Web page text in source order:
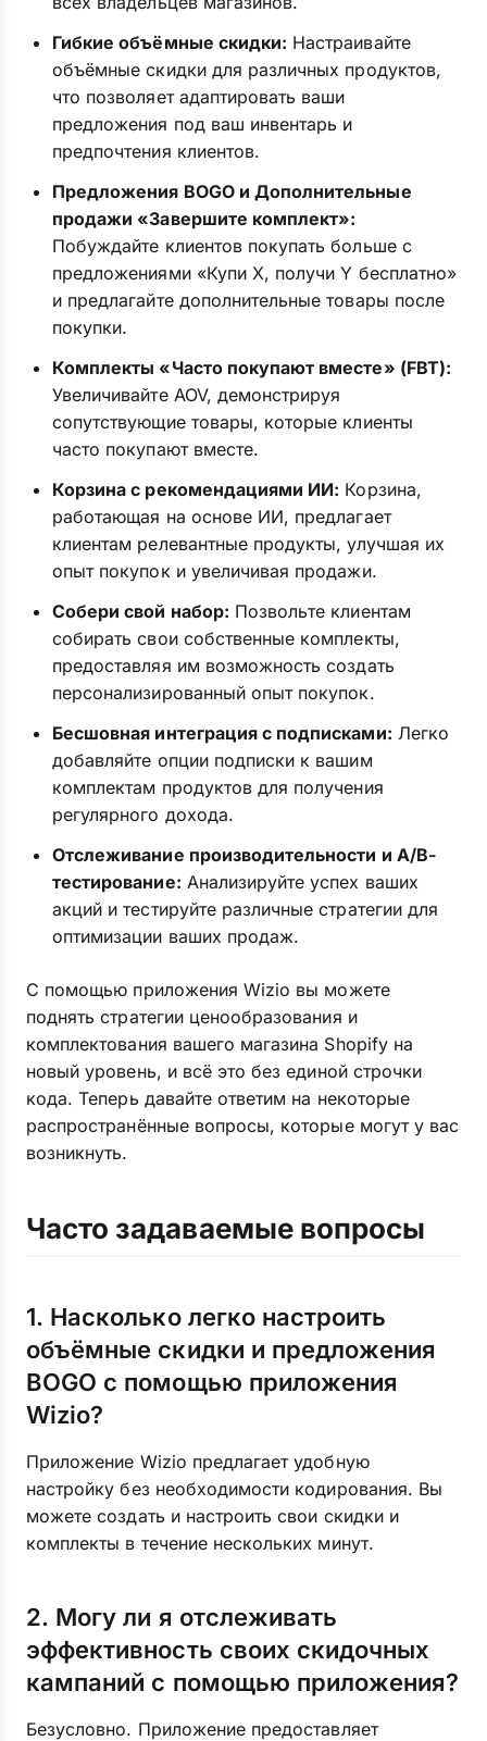
Гибкие объёмные скидки: Настраивайте
объёмные скидки для различных продуктов,
что позволяет адаптировать ваши
предложения под ваш инвентарь и
предпочтения клиентов.
Предложения BOGO и Дополнительные
продажи «Завершите комплект»:
Побуждайте клиентов покупать больше с
предложениями «Купи X, получи Y бесплатно»
и предлагайте дополнительные товары после
покупки.
Комплекты «Часто покупают вместе» (FBT):
Увеличивайте AOV, демонстрируя
сопутствующие товары, которые клиенты
часто покупают вместе.
Корзина с рекомендациями ИИ: Корзина,
работающая на основе ИИ, предлагает
клиентам релевантные продукты, улучшая их
опыт покупок и увеличивая продажи.
Собери свой набор: Позвольте клиентам
собирать свои собственные комплекты,
предоставляя им возможность создать
персонализированный опыт покупок.
Бесшовная интеграция с подписками: Легко
добавляйте опции подписки к вашим
комплектам продуктов для получения
регулярного дохода.
Отслеживание производительности и A/B-
тестирование: Анализируйте успех ваших
акций и тестируйте различные стратегии для
оптимизации ваших продаж.
С помощью приложения Wizio вы можете
поднять стратегии ценообразования и
комплектования вашего магазина Shopify на
новый уровень, и всё это без единой строчки
кода. Теперь давайте ответим на некоторые
распространённые вопросы, которые могут у вас
возникнуть.
Часто задаваемые вопросы
1. Насколько легко настроить
объёмные скидки и предложения
BOGO с помощью приложения
Wizio?
Приложение Wizio предлагает удобную
настройку без необходимости кодирования. Вы
можете создать и настроить свои скидки и
комплекты в течение нескольких минут.
2. Могу ли я отслеживать
эффективность своих скидочных
кампаний с помощью приложения?
Безусловно. Приложение предоставляет